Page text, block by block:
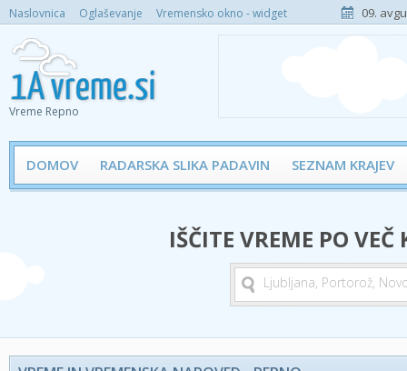
Naslovnica Oglaševanje Vremensko okno - widget 09.
Vreme Repno
DOMOV RADARSKA SLIKA PADAVIN SEZNAM KRAJEV
IŠČITE VREME PO